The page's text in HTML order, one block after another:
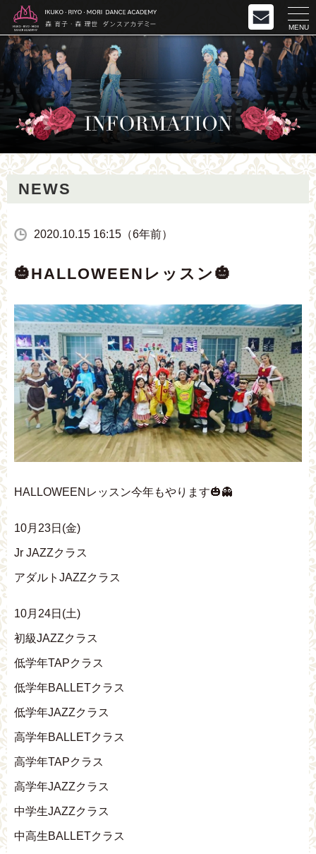
NEWS
2020.10.15 16:15（6年前）
🎃HALLOWEENレッスン🎃
HALLOWEENレッスン今年もやります🎃👻
10月23日(金)
Jr JAZZクラス
アダルトJAZZクラス
10月24日(土)
初級JAZZクラス
低学年TAPクラス
低学年BALLETクラス
低学年JAZZクラス
高学年BALLETクラス
高学年TAPクラス
高学年JAZZクラス
中学生JAZZクラス
中高生BALLETクラス
MENU